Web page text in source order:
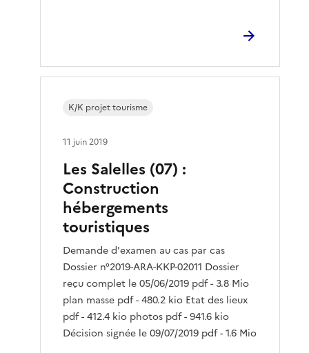
Les Salelles (07) :
Construction
hébergements
touristiques
Demande d'examen au cas par cas
Dossier n°2019-ARA-KKP-02011 Dossier
reçu complet le 05/06/2019 pdf - 3.8 Mio
plan masse pdf - 480.2 kio Etat des lieux
pdf - 412.4 kio photos pdf - 941.6 kio
Décision signée le 09/07/2019 pdf - 1.6 Mio
K/K projet tourisme
11 juin 2019